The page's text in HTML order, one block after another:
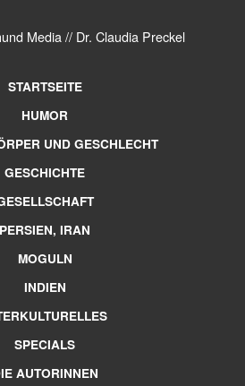
Media // Dr. Claudia Preckel
STARTSEITE
HUMOR
UND GESCHLECHT
GESCHICHTE
PERSIEN, IRAN
MOGULN
INDIEN
SPECIALS
AUTORINNEN